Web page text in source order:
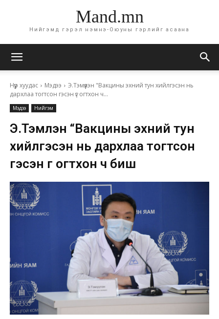
Mand.mn
Нийгэмд гэрэл нэмнэ-Оюуны гэрлийг асаана
Нүүр хуудас Мэдээ
Э.Тэмүүлэн "Вакцины эхний тун хийлгэсэн нь
дархлаа тогтсон гэсэн үг огтхон ч...
Мэдээ Нийгэм
Э.Тэмүүлэн “Вакцины эхний тун
хийлгэсэн нь дархлаа тогтсон
гэсэн үг огтхон ч биш